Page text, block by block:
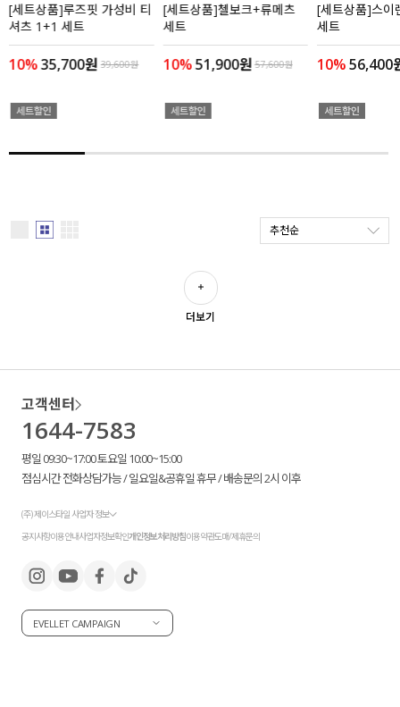
살안타템
110사이즈
플러스핏
셔츠
스커트
언더웨어/파자마
FIT ZOOM
팬츠
스커트
[세트상품]루즈핏 가성비 티
셔츠 1+1 세트
10%35,700원 39,600원
[세트상품]첼보크+류메츠
세트
10%51,900원 57,600원
[세트상품]스이
세트
10%56,400
추천순
더보기
고객센터
1644-7583
평일 09:30~17:00 토요일 10:00~15:00
점심시간 전화상담가능 / 일요일&공휴일 휴무 / 배송문의 2시 이후
(주) 제이스타일 사업자 정보
공지사항이용안내사업자정보확인개인정보처리방침이용약관도매/제휴문의
EVELLET CAMPAIGN